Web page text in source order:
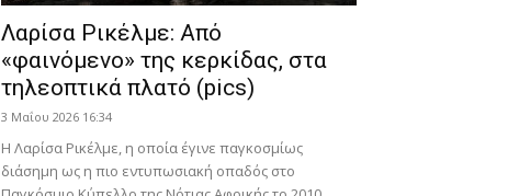
Λαρίσα Ρικέλμε: Από
«φαινόμενο» της κερκίδας, στα
τηλεοπτικά πλατό (pics)
3 Μαΐου 2026 16:34
Η Λαρίσα Ρικέλμε, η οποία έγινε παγκοσμίως
διάσημη ως η πιο εντυπωσιακή οπαδός στο